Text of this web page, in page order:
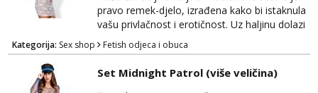
pravo remek-djelo, izrađena kako bi istaknula
vašu privlačnost i erotičnost. Uz haljinu dolazi
pet različitih dijelova koji će vas transformirati
u potpunu vladaricu strasti. Ukrasni obruč za
kosu dodaje dozu igre i uzbuđenja, dok duge
rukavice pružaju eleganciju i senzualnost.
Kategorija: Sex shop Fetish odjeca i obuca
Set Midnight Patrol (više veličina)